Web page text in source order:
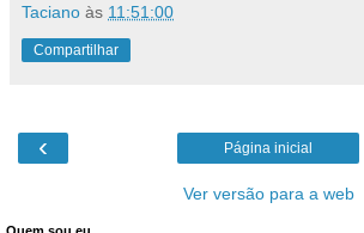
Taciano às 11:51:00
Compartilhar
‹ Página inicial
Ver versão para a web